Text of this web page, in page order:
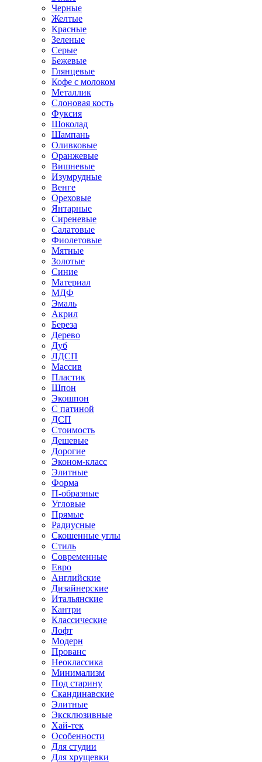
Черные
Желтые
Красные
Зеленые
Серые
Бежевые
Глянцевые
Кофе с молоком
Металлик
Слоновая кость
Фуксия
Шоколад
Шампань
Оливковые
Оранжевые
Вишневые
Изумрудные
Венге
Ореховые
Янтарные
Сиреневые
Салатовые
Фиолетовые
Мятные
Золотые
Синие
Материал
МДФ
Эмаль
Акрил
Береза
Дерево
Дуб
ЛДСП
Массив
Пластик
Шпон
Экошпон
С патиной
ДСП
Стоимость
Дешевые
Дорогие
Эконом-класс
Элитные
Форма
П-образные
Угловые
Прямые
Радиусные
Скошенные углы
Стиль
Современные
Евро
Английские
Дизайнерские
Итальянские
Кантри
Классические
Лофт
Модерн
Прованс
Неоклассика
Минимализм
Под старину
Скандинавские
Элитные
Эксклюзивные
Хай-тек
Особенности
Для студии
Для хрущевки